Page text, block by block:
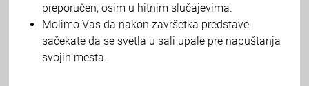
preporučen, osim u hitnim slučajevima.
Molimo Vas da nakon završetka predstave
sačekate da se svetla u sali upale pre napuštanja
svojih mesta.